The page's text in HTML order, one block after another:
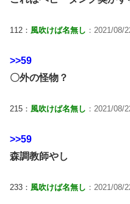
112： 風吹けば名無し ：2021/08/
>>59
〇外の怪物？
215： 風吹けば名無し ：2021/08/
>>59
森調教師やし
233： 風吹けば名無し ：2021/08/